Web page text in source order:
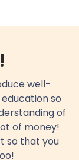
well-
so
of
of money!
so that you